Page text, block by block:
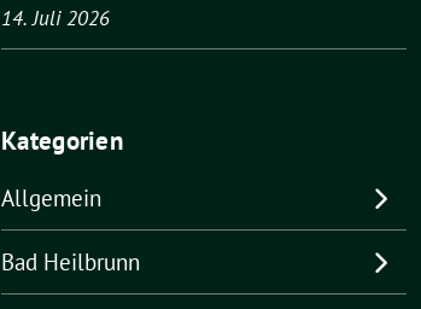
14. Juli 2026
Kategorien
Allgemein
Bad Heilbrunn